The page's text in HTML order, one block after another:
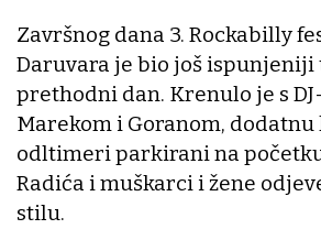
Završnog dana 3. Rockabilly
Daruvara je bio još ispunjeniji
prethodni dan. Krenulo je s
Marekom i Goranom,
odltimeri parkirani na
Radića i muškarci i žene
stilu.